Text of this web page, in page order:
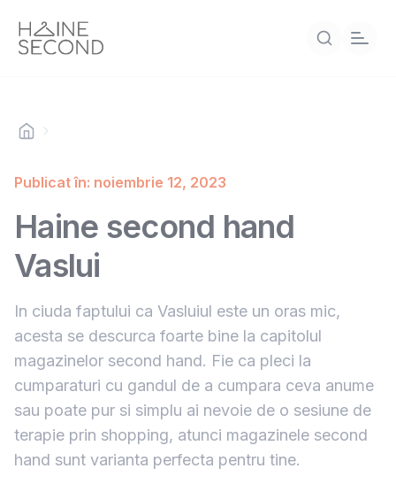
Publicat în: noiembrie 12, 2023
Haine second hand
Vaslui
In ciuda faptului ca Vasluiul este un oras mic,
acesta se descurca foarte bine la capitolul
magazinelor second hand. Fie ca pleci la
cumparaturi cu gandul de a cumpara ceva anume
sau poate pur si simplu ai nevoie de o sesiune de
terapie prin shopping, atunci magazinele second
hand sunt varianta perfecta pentru tine.